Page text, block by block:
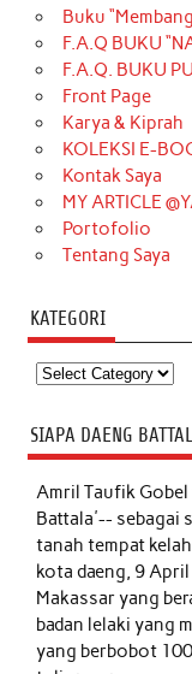
Buku
F.A.Q BUKU
F.A.Q. BUKU
Front Page
Karya & Kiprah
KOLEKSI E-
Kontak Saya
MY ARTICLE
Portofolio
Tentang Saya
KATEGORI
Kategori
SIAPA DAENG
Amril Taufik Gobel
Battala'-- sebagai
tanah tempat
kota daeng, 9
Makassar yang
badan lelaki yang
yang berbobot